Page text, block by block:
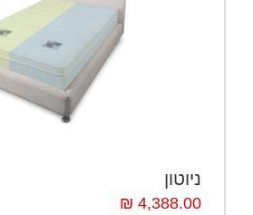
ניוטון
4,388.00 ₪